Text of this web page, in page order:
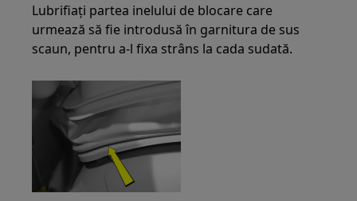
Lubrifiați partea inelului de blocare care
urmează să fie introdusă în garnitura de sus
scaun, pentru a-l fixa strâns la cada sudată.